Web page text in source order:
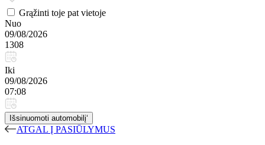
Grąžinti toje pat vietoje
Nuo
09/08/2026
1308
Iki
09/08/2026
07:08
Išsinuomoti automobilį‘
ATGAL Į PASIŪLYMUS